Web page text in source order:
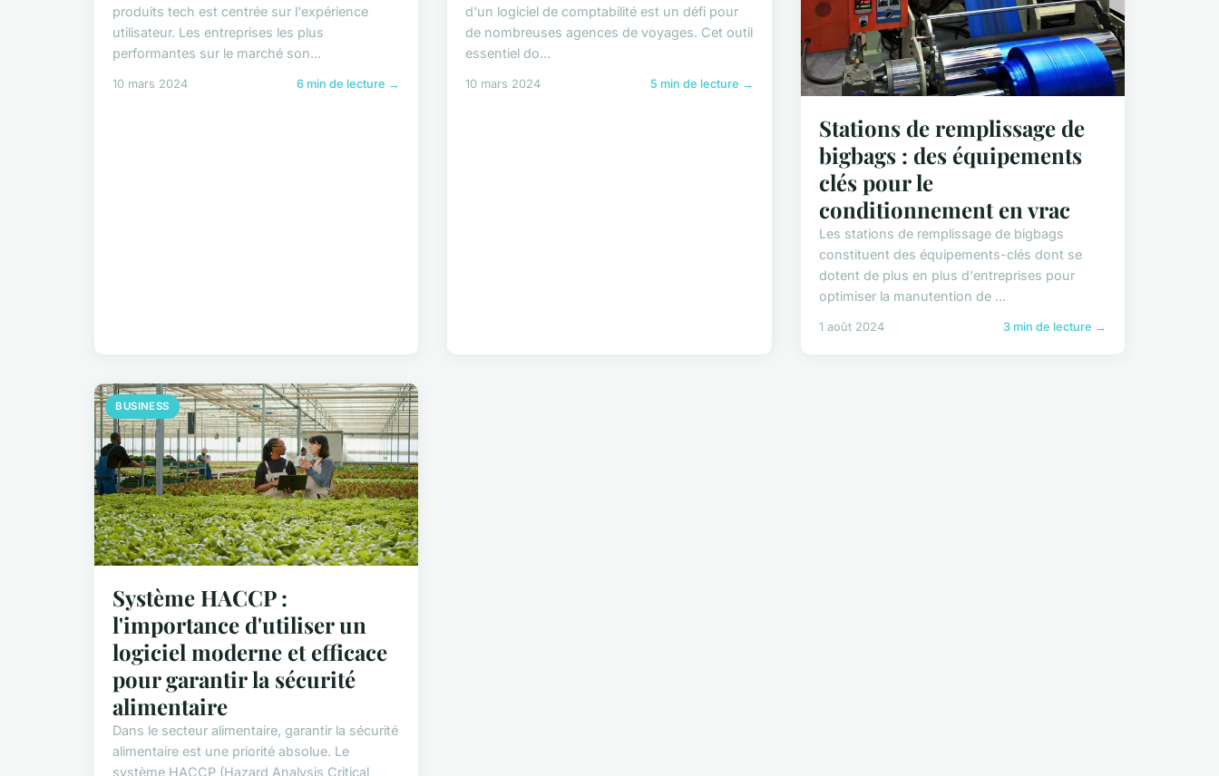
produits tech est centrée sur l'expérience
utilisateur. Les entreprises les plus
performantes sur le marché son...
10 mars 2024 6 min de lecture →
d'un logiciel de comptabilité est un défi pour
de nombreuses agences de voyages. Cet outil
essentiel do...
10 mars 2024 5 min de lecture →
Stations de remplissage de
bigbags : des équipements
clés pour le
conditionnement en vrac
Les stations de remplissage de bigbags
constituent des équipements-clés dont se
dotent de plus en plus d'entreprises pour
optimiser la manutention de ...
1 août 2024 3 min de lecture →
BUSINESS
Système HACCP :
l'importance d'utiliser un
logiciel moderne et efficace
pour garantir la sécurité
alimentaire
Dans le secteur alimentaire, garantir la sécurité
alimentaire est une priorité absolue. Le
système HACCP (Hazard Analysis Critical